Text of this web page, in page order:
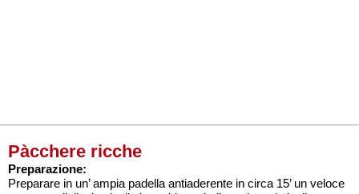
Pàcchere ricche
Preparazione:
Preparare in un’ ampia padella antiaderente in circa 15’ un veloce